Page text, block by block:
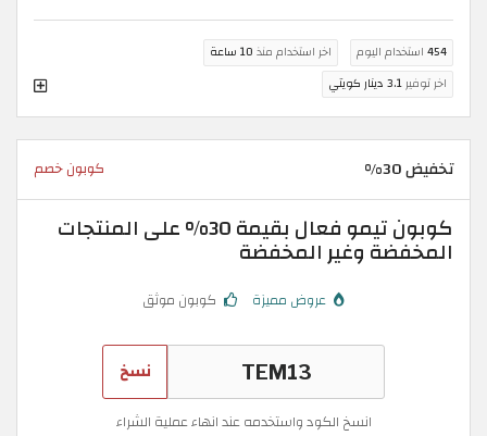
454 استخدام اليوم اخر استخدام منذ 10 ساعة
اخر توفير3.1 دينار كويتي
تخفيض 30% كوبون خصم
كوبون تيمو فعال بقيمة 30% على المنتجات
المخفضة وغير المخفضة
عروض مميزة كوبون موثق
نسخ
انسخ الكود واستخدمه عند انهاء عملية الشراء